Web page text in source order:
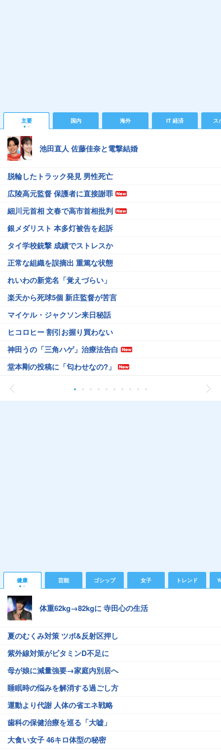
主要 国内 海外 IT 経済 ス
池田直人 佐藤佳奈と電撃結婚
脱輪したトラック発見 男性死亡
広陵高元監督 保護者に直接謝罪
細川元首相 文春で高市首相批判
銀メダリスト 本多灯被告を起訴
タイ学校銃撃 成績でストレスか
正常な組織を誤摘出 重篤な状態
れいわの新党名「覚えづらい」
楽天から死球5個 新庄監督が苦言
マイケル・ジャクソン来日秘話
ヒコロヒー 割引お握り買わない
神田うの「三角ハゲ」治療法告白
堂本剛の投稿に「匂わせなの?」
健康 芸能 ゴシップ 女子 トレンド
体重62kg→82kgに 寺田心の生活
夏のむくみ対策 ツボ&反射区押し
紫外線対策がビタミンD不足に
母が娘に減量強要→家庭内別居へ
睡眠時の悩みを解消する過ごし方
運動より代謝 人体の省エネ戦略
歯科の保健治療を巡る「大嘘」
大食い女子 46キロ体型の秘密